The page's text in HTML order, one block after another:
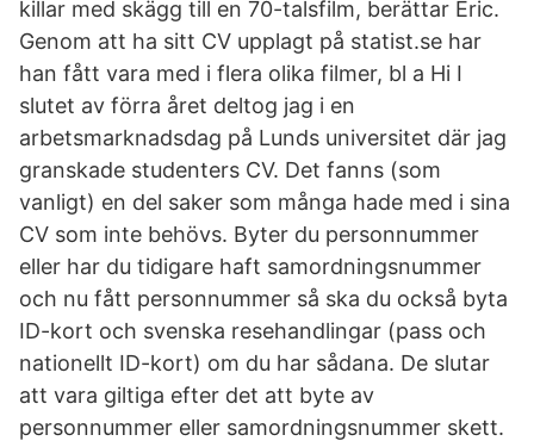
killar med skägg till en 70-talsfilm, berättar Eric.
Genom att ha sitt CV upplagt på statist.se har
han fått vara med i flera olika filmer, bl a Hi I
slutet av förra året deltog jag i en
arbetsmarknadsdag på Lunds universitet där jag
granskade studenters CV. Det fanns (som
vanligt) en del saker som många hade med i sina
CV som inte behövs. Byter du personnummer
eller har du tidigare haft samordningsnummer
och nu fått personnummer så ska du också byta
ID-kort och svenska resehandlingar (pass och
nationellt ID-kort) om du har sådana. De slutar
att vara giltiga efter det att byte av
personnummer eller samordningsnummer skett.